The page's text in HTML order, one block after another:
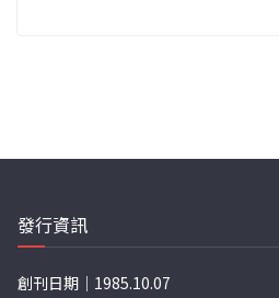
發行資訊
創刊日期｜1985.10.07